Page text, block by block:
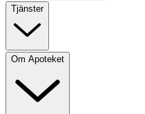
Tjänster
Om Apoteket